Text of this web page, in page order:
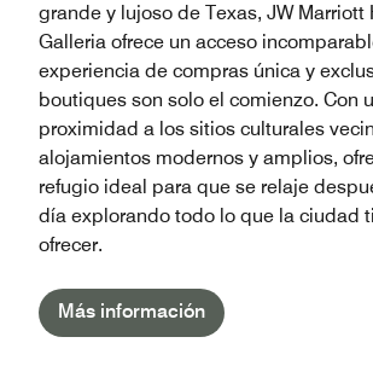
grande y lujoso de Texas, JW Marriott
Galleria ofrece un acceso
experiencia de compras única y
boutiques son solo el comienzo. Con
proximidad a los sitios culturales
alojamientos modernos y amplios,
refugio ideal para que se relaje
día explorando todo lo que la ciudad
ofrecer.
Más información